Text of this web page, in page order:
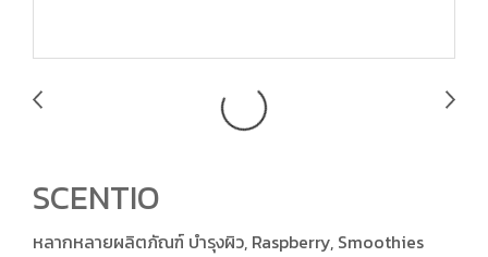
SCENTIO
หลากหลายผลิตภัณฑ์ บำรุงผิว, Raspberry, Smoothies